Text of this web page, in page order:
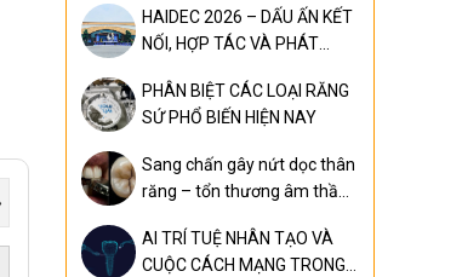
HAIDEC 2026 – DẤU ẤN KẾT
NỐI, HỢP TÁC VÀ PHÁT
PHÂN BIỆT CÁC LOẠI RĂNG
SỨ PHỔ BIẾN HIỆN NAY
Sang chấn gây nứt dọc thân
răng – tổn thương âm thầm
nếu phát hiện quá muộn
AI TRÍ TUỆ NHÂN TẠO VÀ
CUỘC CÁCH MẠNG TRONG